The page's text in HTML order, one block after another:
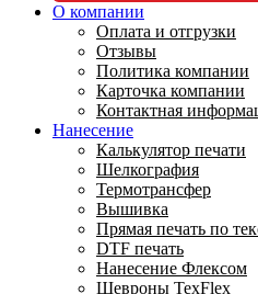
О компании
Оплата и отгрузки
Отзывы
Политика компании
Карточка компании
Контактная
Нанесение
Калькулятор печати
Шелкография
Термотрансфер
Вышивка
Прямая печать по
DTF печать
Нанесение Флексом
Шевроны TexFlex